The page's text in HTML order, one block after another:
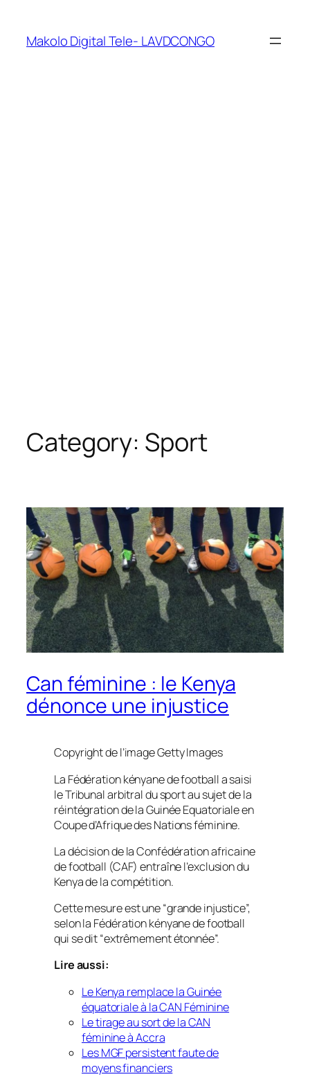
Makolo Digital Tele- LAVDCONGO
Category: Sport
Can féminine : le Kenya
dénonce une injustice
Copyright de l’imageGetty Images
La Fédération kényane de football a saisi
le Tribunal arbitral du sport au sujet de la
réintégration de la Guinée Equatoriale en
Coupe d’Afrique des Nations féminine.
La décision de la Confédération africaine
de football (CAF) entraîne l’exclusion du
Kenya de la compétition.
Cette mesure est une “grande injustice”,
selon la Fédération kényane de football
qui se dit “extrêmement étonnée”.
Lire aussi:
Le Kenya remplace la Guinée
équatoriale à la CAN Féminine
Le tirage au sort de la CAN
féminine à Accra
Les MGF persistent faute de
moyens financiers